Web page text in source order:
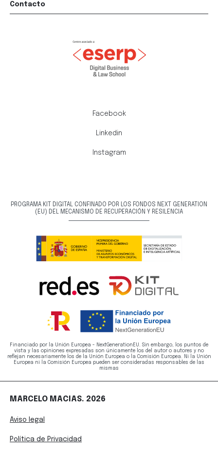
Contacto
Facebook
Linkedin
Instagram
PROGRAMA KIT DIGITAL CONFINADO POR LOS FONDOS NEXT GENERATION
(EU) DEL MECANISMO DE RECUPERACIÓN Y RESILENCIA
Financiado por la Unión Europea - NextGenerationEU. Sin embargo, los puntos de
vista y las opiniones expresadas son únicamente los del autor o autores y no
reflejan necesariamente los de la Unión Europea o la Comisión Europea. Ni la Unión
Europea ni la Comisión Europea pueden ser consideradas responsables de las
mismas
MARCELO MACIAS. 2026
Aviso legal
Política de Privacidad